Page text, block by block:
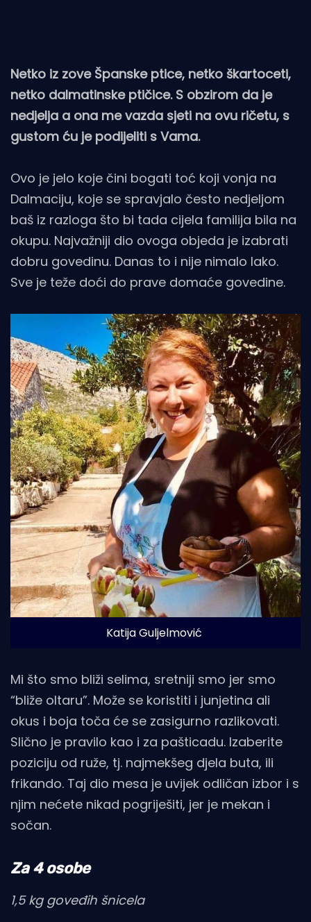
Netko iz zove Španske ptice, netko škartoceti,
netko dalmatinske ptičice. S obzirom da je
nedjelja a ona me vazda sjeti na ovu ričetu, s
gustom ću je podijeliti s Vama.
Ovo je jelo koje čini bogati toć koji vonja na
Dalmaciju, koje se spravjalo često nedjeljom
baš iz razloga što bi tada cijela familija bila na
okupu. Najvažniji dio ovoga objeda je izabrati
dobru govedinu. Danas to i nije nimalo lako.
Sve je teže doći do prave domaće govedine.
Katija Guljelmović
Mi što smo bliži selima, sretniji smo jer smo
“bliže oltaru”. Može se koristiti i junjetina ali
okus i boja toča će se zasigurno razlikovati.
Slično je pravilo kao i za pašticadu. Izaberite
poziciju od ruže, tj. najmekšeg djela buta, ili
frikando. Taj dio mesa je uvijek odličan izbor i s
njim nećete nikad pogriješiti, jer je mekan i
sočan.
Za 4 osobe
1,5 kg goveđih šnicela